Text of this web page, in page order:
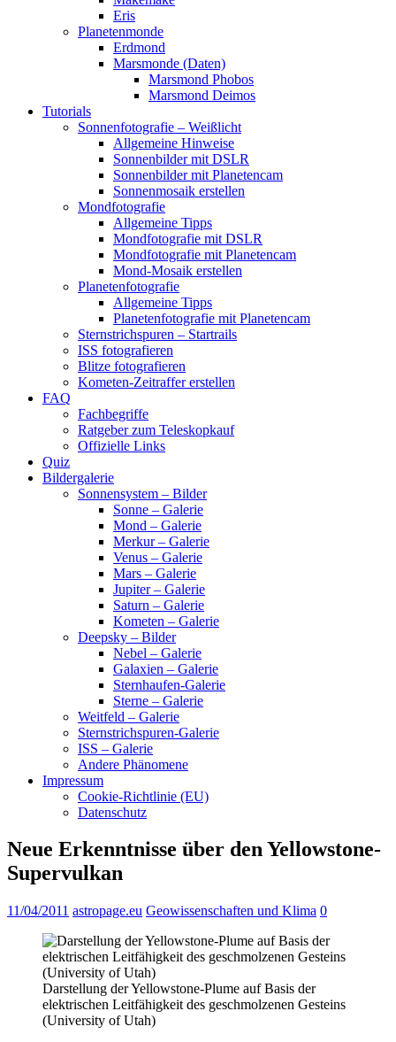
Eris
Planetenmonde
Erdmond
Marsmonde (Daten)
Marsmond Phobos
Marsmond Deimos
Tutorials
Sonnenfotografie – Weißlicht
Allgemeine Hinweise
Sonnenbilder mit DSLR
Sonnenbilder mit Planetencam
Sonnenmosaik erstellen
Mondfotografie
Allgemeine Tipps
Mondfotografie mit DSLR
Mondfotografie mit Planetencam
Mond-Mosaik erstellen
Planetenfotografie
Allgemeine Tipps
Planetenfotografie mit Planetencam
Sternstrichspuren – Startrails
ISS fotografieren
Blitze fotografieren
Kometen-Zeitraffer erstellen
FAQ
Fachbegriffe
Ratgeber zum Teleskopkauf
Offizielle Links
Quiz
Bildergalerie
Sonnensystem – Bilder
Sonne – Galerie
Mond – Galerie
Merkur – Galerie
Venus – Galerie
Mars – Galerie
Jupiter – Galerie
Saturn – Galerie
Kometen – Galerie
Deepsky – Bilder
Nebel – Galerie
Galaxien – Galerie
Sternhaufen-Galerie
Sterne – Galerie
Weitfeld – Galerie
Sternstrichspuren-Galerie
ISS – Galerie
Andere Phänomene
Impressum
Cookie-Richtlinie (EU)
Datenschutz
Neue Erkenntnisse über den Yellowstone-
Supervulkan
11/04/2011 astropage.eu Geowissenschaften und Klima 0
Darstellung der Yellowstone-Plume auf Basis der
elektrischen Leitfähigkeit des geschmolzenen Gesteins
(University of Utah)